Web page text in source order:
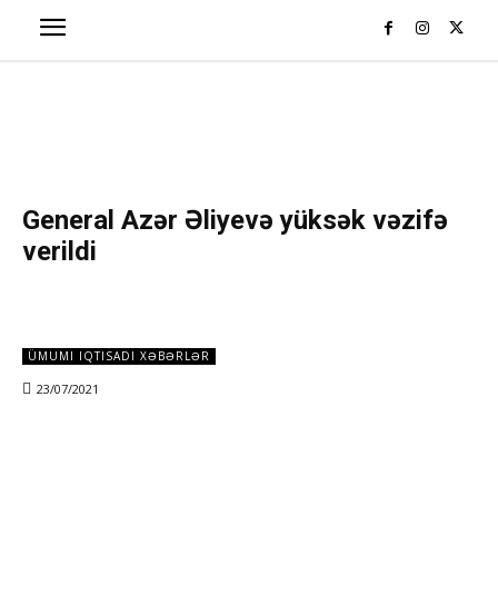
General Azər Əliyevə yüksək vəzifə
verildi
ÜMUMI IQTISADI XƏBƏRLƏR
23/07/2021